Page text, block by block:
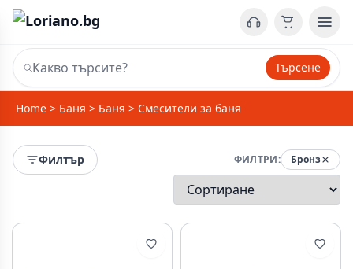
Търсене
Home > Баня > Баня > Смесители за баня
Филтър ФИЛТРИ: Бронз